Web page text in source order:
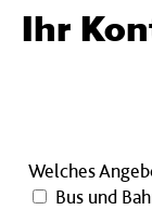
Ihr
Welches
Bus und